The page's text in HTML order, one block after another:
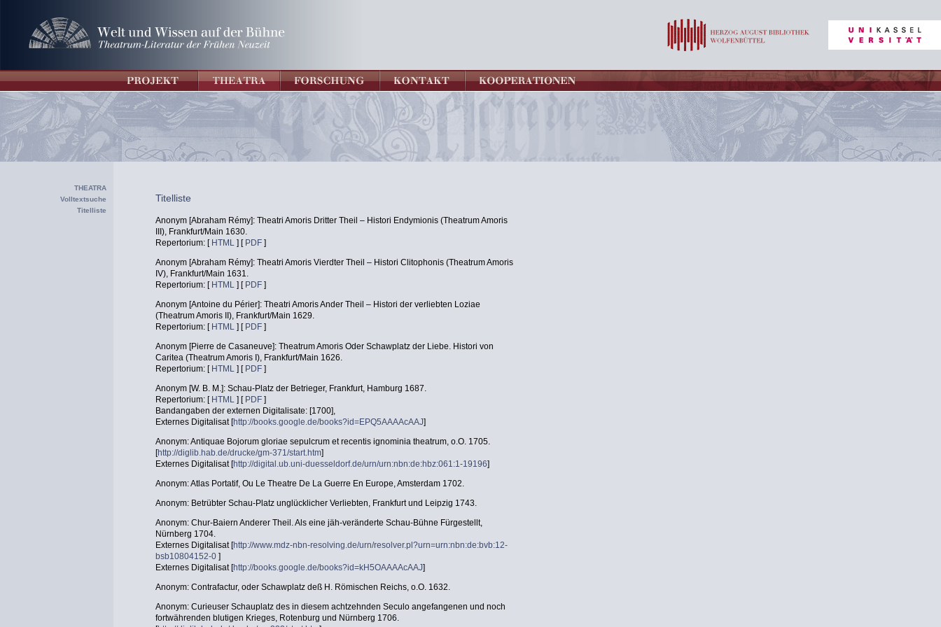
THEATRA
Volltextsuche
Titelliste
Titelliste
Anonym [Abraham Rémy]: Theatri Amoris Dritter Theil – Histori Endymionis (Theatrum Amoris
III), Frankfurt/Main 1630.
Repertorium: [HTML ] [PDF ]
Anonym [Abraham Rémy]: Theatri Amoris Vierdter Theil – Histori Clitophonis (Theatrum Amoris
IV), Frankfurt/Main 1631.
Repertorium: [HTML ] [PDF ]
Anonym [Antoine du Périer]: Theatri Amoris Ander Theil – Histori der verliebten Loziae
(Theatrum Amoris II), Frankfurt/Main 1629.
Repertorium: [HTML ] [PDF ]
Anonym [Pierre de Casaneuve]: Theatrum Amoris Oder Schawplatz der Liebe. Histori von
Caritea (Theatrum Amoris I), Frankfurt/Main 1626.
Repertorium: [HTML ] [PDF ]
Anonym [W. B. M.]: Schau-Platz der Betrieger, Frankfurt, Hamburg 1687.
Repertorium: [HTML ] [PDF ]
Bandangaben der externen Digitalisate: [1700],
Externes Digitalisat [http://books.google.de/books?id=EPQ5AAAAcAAJ]
Anonym: Antiquae Bojorum gloriae sepulcrum et recentis ignominia theatrum, o.O. 1705.
[http://diglib.hab.de/drucke/gm-371/start.htm]
Externes Digitalisat [http://digital.ub.uni-duesseldorf.de/urn/urn:nbn:de:hbz:061:1-19196]
Anonym: Atlas Portatif, Ou Le Theatre De La Guerre En Europe, Amsterdam 1702.
Anonym: Betrübter Schau-Platz unglücklicher Verliebten, Frankfurt und Leipzig 1743.
Anonym: Chur-Baiern Anderer Theil. Als eine jäh-veränderte Schau-Bühne Fürgestellt,
Nürnberg 1704.
Externes Digitalisat [http://www.mdz-nbn-resolving.de/urn/resolver.pl?urn=urn:nbn:de:bvb:12-
bsb10804152-0 ]
Externes Digitalisat [http://books.google.de/books?id=kH5OAAAAcAAJ]
Anonym: Contrafactur, oder Schawplatz deß H. Römischen Reichs, o.O. 1632.
Anonym: Curieuser Schauplatz des in diesem achtzehnden Seculo angefangenen und noch
fortwährenden blutigen Krieges, Rotenburg und Nürnberg 1706.